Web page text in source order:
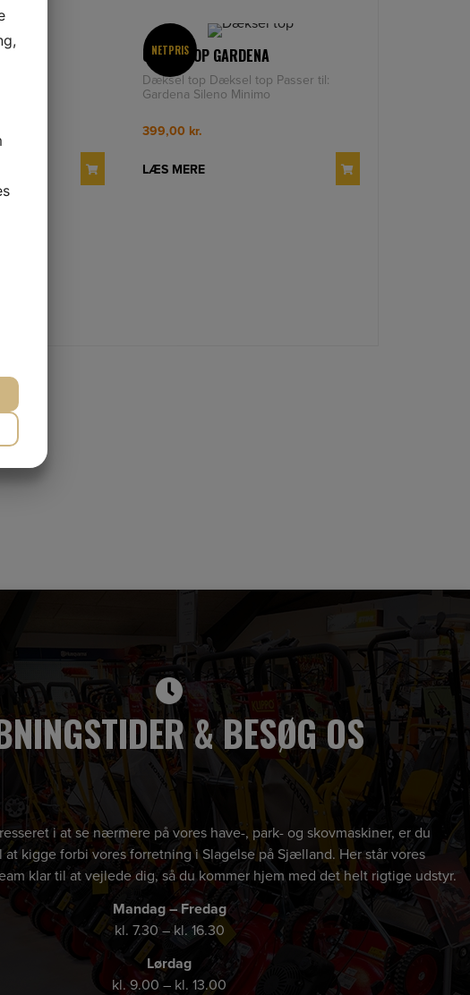
NETPRIS
COVER TOP GARDENA
Dæksel top Dæksel top Passer til:
Gardena Sileno Minimo
399,00 kr.
LÆS MERE
& BESØG OS
i at se nærmere på vores have-, park- og skovmaskiner, er du
kigge forbi vores forretning i Slagelse på Sjælland. Her står vores
klar til at vejlede dig, så du kommer hjem med det helt rigtige udstyr.
Mandag – Fredag
kl. 7.30 – kl. 16.30
Lørdag
kl. 9.00 – kl. 13.00